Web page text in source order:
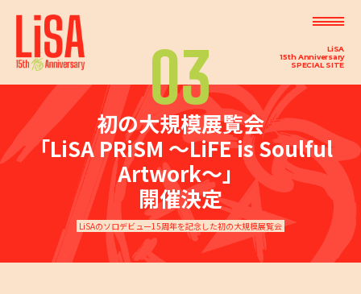
LiSA
15th Anniversary
SPECIAL SITE
7th Album "LACE UP" 2026.4.15 OUT!!
2026年4月15日（水）に約3年ぶり、7枚目となるオリジナルフルアルバム「LACE UP」の発売が決定
しました。
アリーナツアー「LiVE is Smile Always〜15〜」開催決
アリーナツアー「LiVE is Smile Always～15～」の開催が決定しました。
初の大規模展覧会「LiSA PRiSM ～LiFE is Soulful
Artwork～」開催決定
LiSAのソロデビュー15周年を記念した初の大規模展覧会
03
初の大規模展覧会
「LiSA PRiSM ～LiFE is Soulful
Artwork～」
開催決定
LiSAのソロデビュー15周年を記念した初の大規模展覧会